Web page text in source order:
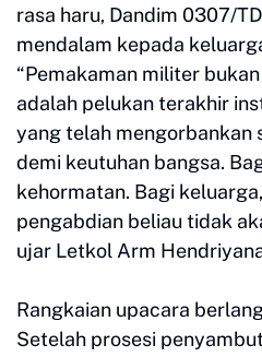
rasa haru, Dandim 0307/
mendalam kepada
“Pemakaman militer
adalah pelukan terakhir
yang telah mengorbankan
demi keutuhan bangsa.
kehormatan. Bagi
pengabdian beliau tidak
ujar Letkol Arm
Rangkaian upacara
Setelah prosesi